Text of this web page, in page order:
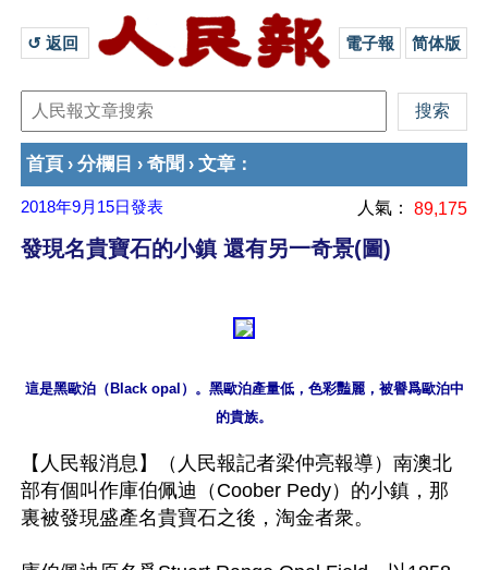
↺ 返回 電子報 简体版
首頁 › 分欄目 › 奇聞 › 文章 ：
2018年9月15日發表 人氣： 89,175
發現名貴寶石的小鎮 還有另一奇景(圖)
這是黑歐泊（Black opal）。黑歐泊產量低，色彩豔麗，被譽爲歐泊中
【人民報消息】（人民報記者梁仲亮報導）南澳北
部有個叫作庫伯佩迪（Coober Pedy）的小鎮，那
裏被發現盛產名貴寶石之後，淘金者衆。